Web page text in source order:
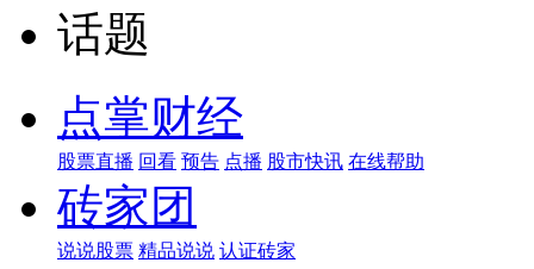
话题
点掌财经
股票直播 回看 预告 点播 股市快讯 在线帮助
砖家团
说说股票 精品说说 认证砖家